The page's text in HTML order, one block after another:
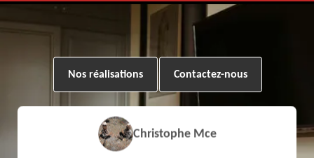
Nos réalisations Contactez-nous
Christophe Mce